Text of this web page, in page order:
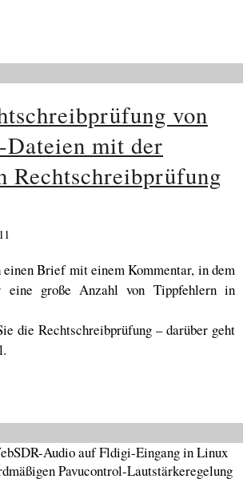
von
mit der
Rechtschreibprüfung
Brief mit einem Kommentar, in dem
eine große Anzahl von Tippfehlern in
die Rechtschreibprüfung – darüber geht